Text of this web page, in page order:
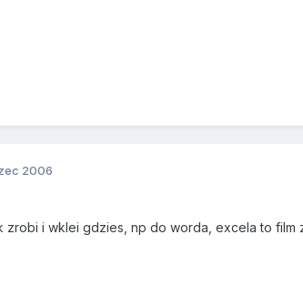
2006
zrobi i wklei gdzies, np do worda, excela to film